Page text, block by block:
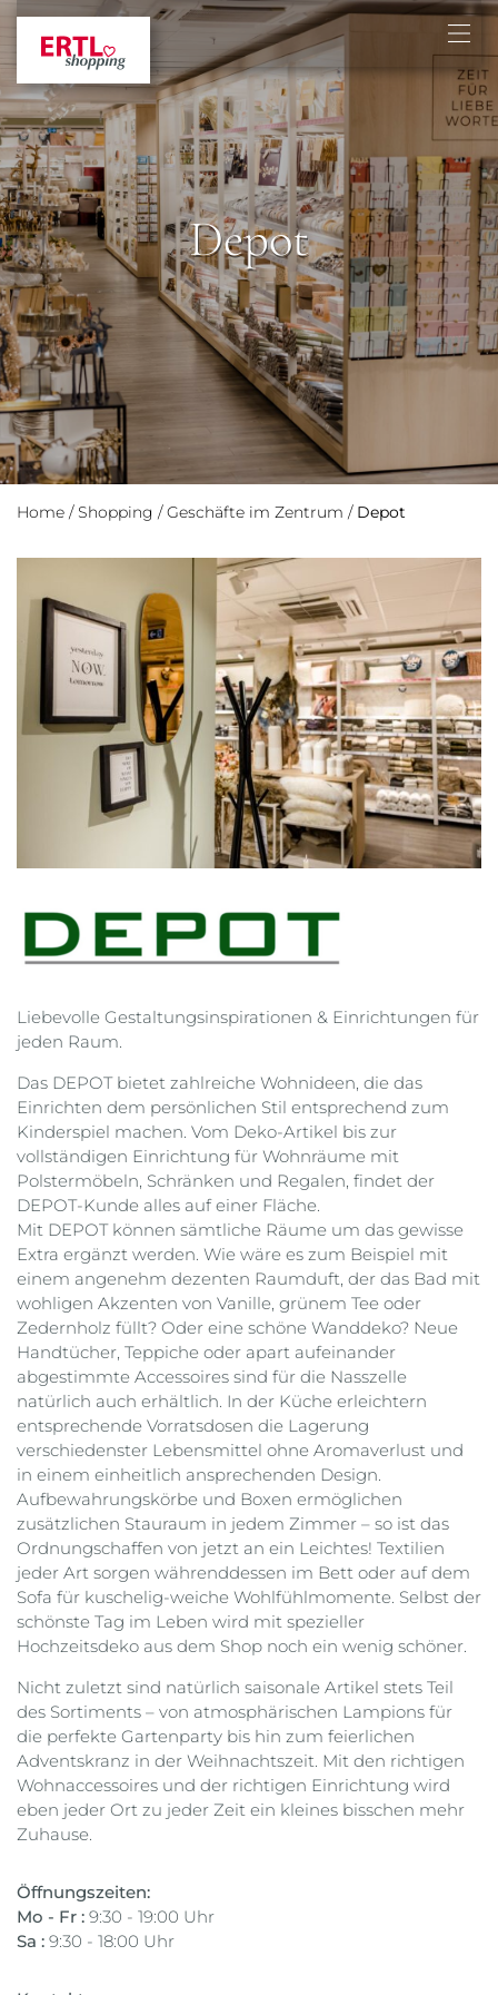
Depot
Home / Shopping / Geschäfte im Zentrum / Depot
Liebevolle Gestaltungsinspirationen & Einrichtungen für
jeden Raum.
Das DEPOT bietet zahlreiche Wohnideen, die das
Einrichten dem persönlichen Stil entsprechend zum
Kinderspiel machen. Vom Deko-Artikel bis zur
vollständigen Einrichtung für Wohnräume mit
Polstermöbeln, Schränken und Regalen, findet der
DEPOT-Kunde alles auf einer Fläche.
Mit DEPOT können sämtliche Räume um das gewisse
Extra ergänzt werden. Wie wäre es zum Beispiel mit
einem angenehm dezenten Raumduft, der das Bad mit
wohligen Akzenten von Vanille, grünem Tee oder
Zedernholz füllt? Oder eine schöne Wanddeko? Neue
Handtücher, Teppiche oder apart aufeinander
abgestimmte Accessoires sind für die Nasszelle
natürlich auch erhältlich. In der Küche erleichtern
entsprechende Vorratsdosen die Lagerung
verschiedenster Lebensmittel ohne Aromaverlust und
in einem einheitlich ansprechenden Design.
Aufbewahrungskörbe und Boxen ermöglichen
zusätzlichen Stauraum in jedem Zimmer – so ist das
Ordnungschaffen von jetzt an ein Leichtes! Textilien
jeder Art sorgen währenddessen im Bett oder auf dem
Sofa für kuschelig-weiche Wohlfühlmomente. Selbst der
schönste Tag im Leben wird mit spezieller
Hochzeitsdeko aus dem Shop noch ein wenig schöner.
Nicht zuletzt sind natürlich saisonale Artikel stets Teil
des Sortiments – von atmosphärischen Lampions für
die perfekte Gartenparty bis hin zum feierlichen
Adventskranz in der Weihnachtszeit. Mit den richtigen
Wohnaccessoires und der richtigen Einrichtung wird
eben jeder Ort zu jeder Zeit ein kleines bisschen mehr
Zuhause.
Öffnungszeiten:
Mo - Fr : 9:30 - 19:00 Uhr
Sa : 9:30 - 18:00 Uhr